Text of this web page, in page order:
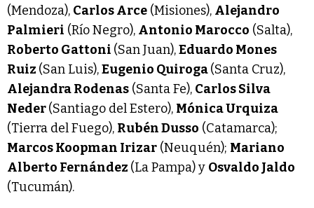
(Mendoza), Carlos Arce (Misiones), Alejandro
Palmieri (Río Negro), Antonio Marocco (Salta),
Roberto Gattoni (San Juan),Eduardo Mones
Ruiz (San Luis),Eugenio Quiroga(Santa Cruz),
Alejandra Rodenas (Santa Fe), Carlos Silva
Neder(Santiago del Estero), Mónica Urquiza
(Tierra del Fuego), Rubén Dusso (Catamarca);
Marcos Koopman Irizar (Neuquén); Mariano
Alberto Fernández (La Pampa) y Osvaldo Jaldo
(Tucumán).